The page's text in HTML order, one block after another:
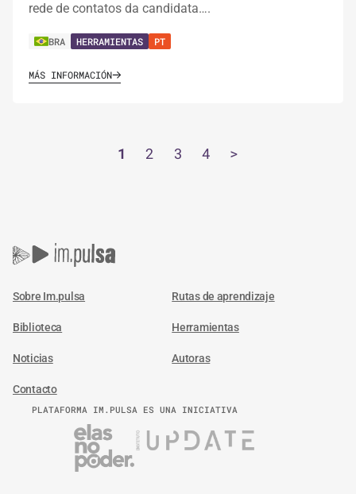
rede de contatos da candidata….
BRA HERRAMIENTAS PT
MÁS INFORMACIÓN
1 2 3 4 >
Sobre Im.pulsa Rutas de aprendizaje
Biblioteca Herramientas
Noticias Autoras
Contacto
PLATAFORMA IM.PULSA ES UNA INICIATIVA